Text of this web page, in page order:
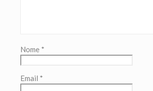
Nome *
Email *